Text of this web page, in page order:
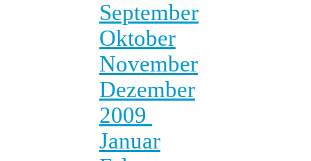
September
Oktober
November
Dezember
2009
Januar